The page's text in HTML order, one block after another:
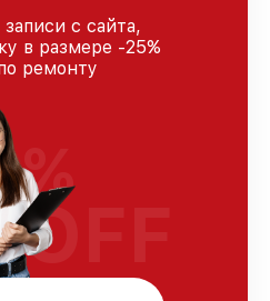
с сайта,
в размере -25%
ремонту
%
OFF